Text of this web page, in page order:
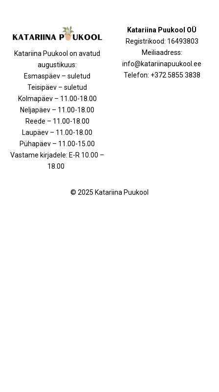
Katariina Puukool on avatud
augustikuus:
Esmaspäev – suletud
Teisipäev – suletud
Kolmapäev – 11.00-18.00
Neljapäev – 11.00-18.00
Reede – 11.00-18.00
Laupäev – 11.00-18.00
Pühapäev – 11.00-15.00
Vastame kirjadele: E-R 10.00 –
18.00
Katariina Puukool OÜ
Registrikood: 16493803
Meiliaadress:
info@katariinapuukool.ee
Telefon: +372 5855 3838
© 2025 Katariina Puukool